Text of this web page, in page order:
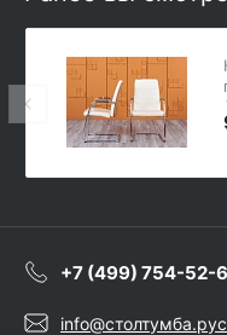
+7 (499) 754-52-
info@столтумба.рус